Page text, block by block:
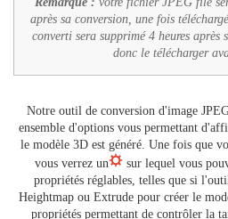
après sa conversion, une fois
converti sera supprimé 4 heures après
donc le télécharger
Notre outil de conversion d'image
ensemble d'options vous permettant
le modèle 3D est généré. Une fois que
vous verrez un
sur lequel vous
propriétés réglables, telles que si
Heightmap ou Extrude pour créer le
propriétés permettant de contrôler la